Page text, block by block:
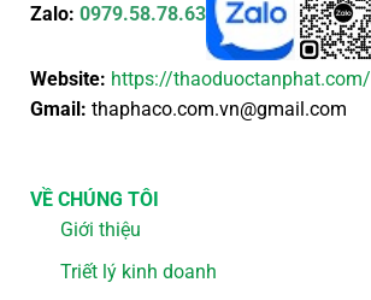
Zalo: 0979.58.78.63
Website: https://thaoduoctanphat.com/
Gmail: thaphaco.com.vn@gmail.com
VỀ CHÚNG TÔI
Giới thiệu
Triết lý kinh doanh